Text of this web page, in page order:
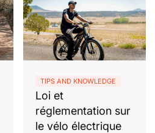
TIPS AND KNOWLEDGE
Loi et
réglementation sur
le vélo électrique